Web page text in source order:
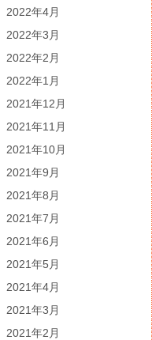
2022年4月
2022年3月
2022年2月
2022年1月
2021年12月
2021年11月
2021年10月
2021年9月
2021年8月
2021年7月
2021年6月
2021年5月
2021年4月
2021年3月
2021年2月